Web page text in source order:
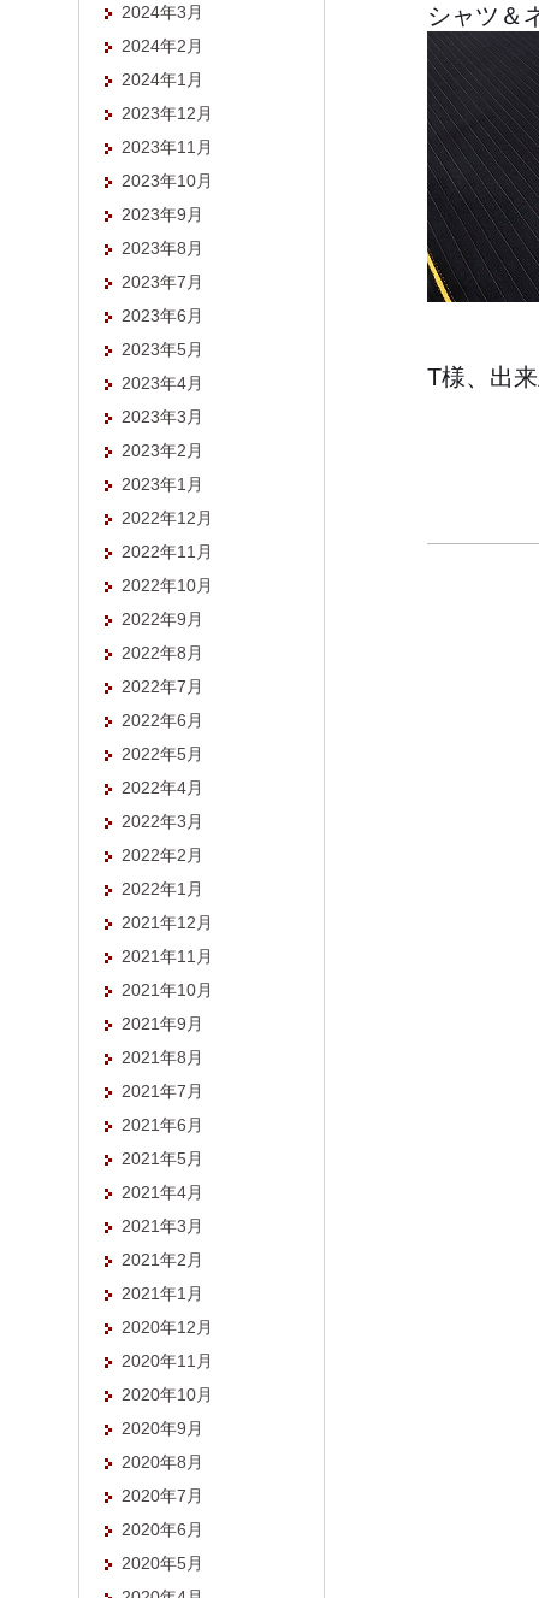
シャツ＆
T様、出
2024年3月
2024年2月
2024年1月
2023年12月
2023年11月
2023年10月
2023年9月
2023年8月
2023年7月
2023年6月
2023年5月
2023年4月
2023年3月
2023年2月
2023年1月
2022年12月
2022年11月
2022年10月
2022年9月
2022年8月
2022年7月
2022年6月
2022年5月
2022年4月
2022年3月
2022年2月
2022年1月
2021年12月
2021年11月
2021年10月
2021年9月
2021年8月
2021年7月
2021年6月
2021年5月
2021年4月
2021年3月
2021年2月
2021年1月
2020年12月
2020年11月
2020年10月
2020年9月
2020年8月
2020年7月
2020年6月
2020年5月